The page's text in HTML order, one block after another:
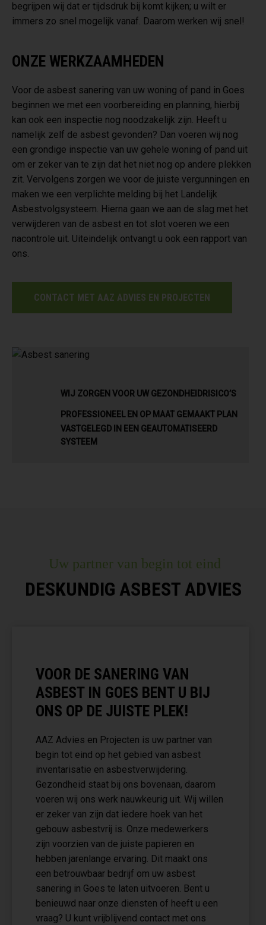
begrijpen wij dat er tijdsdruk bij komt kijken; u wilt er
immers zo snel mogelijk vanaf. Daarom werken wij snel!
ONZE WERKZAAMHEDEN
Voor de asbest sanering van uw woning of pand in Goes
beginnen we met een voorbereiding en planning, hierbij
kan ook een inspectie nog noodzakelijk zijn. Heeft u
namelijk zelf de asbest gevonden? Dan voeren wij nog
een grondige inspectie van uw gehele woning of pand uit
om er zeker van te zijn dat het niet nog op andere plekken
zit. Vervolgens zorgen we voor de juiste vergunningen en
maken we een verplichte melding bij het Landelijk
Asbestvolgsysteem. Hierna gaan we aan de slag met het
verwijderen van de asbest en tot slot voeren we een
nacontrole uit. Uiteindelijk ontvangt u ook een rapport van
ons.
CONTACT MET AAZ ADVIES EN PROJECTEN
WIJ ZORGEN VOOR UW GEZONDHEIDRISICO’S
PROFESSIONEEL EN OP MAAT GEMAAKT PLAN
VASTGELEGD IN EEN GEAUTOMATISEERD
SYSTEEM
Uw partner van begin tot eind
DESKUNDIG ASBEST ADVIES
VOOR DE SANERING VAN
ASBEST IN GOES BENT U BIJ
ONS OP DE JUISTE PLEK!
AAZ Advies en Projecten is uw partner van
begin tot eind op het gebied van asbest
inventarisatie en asbestverwijdering.
Gezondheid staat bij ons bovenaan, daarom
voeren wij ons werk nauwkeurig uit. Wij willen
er zeker van zijn dat iedere hoek van het
gebouw asbestvrij is. Onze medewerkers
zijn voorzien van de juiste papieren en
hebben jarenlange ervaring. Dit maakt ons
een betrouwbaar bedrijf om uw asbest
sanering in Goes te laten uitvoeren. Bent u
benieuwd naar onze diensten of heeft u een
vraag? U kunt vrijblijvend contact met ons